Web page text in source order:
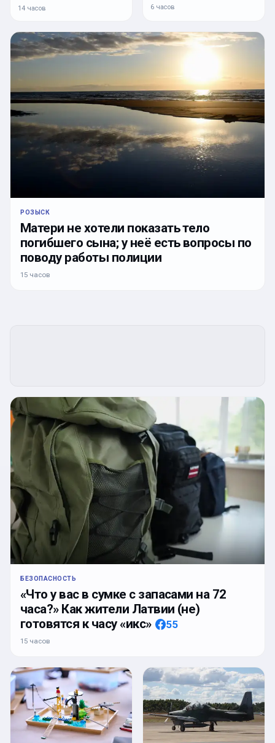
14 часов 6 часов
РОЗЫСК
Матери не хотели показать тело
погибшего сына; у неё есть вопросы по
поводу работы полиции
15 часов
БЕЗОПАСНОСТЬ
«Что у вас в сумке с запасами на 72
часа?» Как жители Латвии (не)
готовятся к часу «икс»
55
15 часов